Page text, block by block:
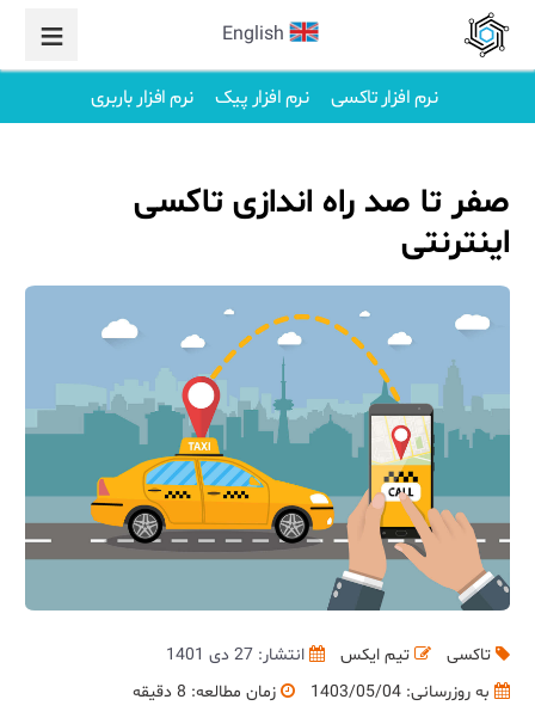
English
نرم افزار تاکسی نرم افزار پیک نرم افزار باربری
صفر تا صد راه اندازی تاکسی
اینترنتی
تاکسی تیم ایکس
انتشار: 27 دی 1401
به روزرسانی: 1403/05/04 زمان مطالعه: 8 دقیقه